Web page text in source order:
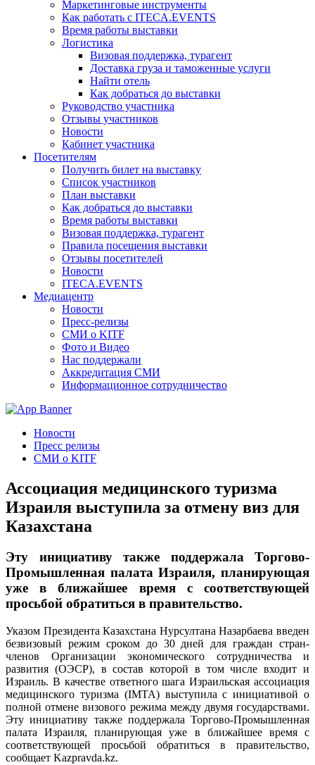
Маркетинговые инструменты
Как работать с ITECA.EVENTS
Время работы выставки
Логистика
Визовая поддержка, турагент
Доставка груза и таможенные услуги
Найти отель
Как добраться до выставки
Руководство участника
Отзывы участников
Новости
Кабинет участника
Посетителям
Получить билет на выставку
Список участников
План выставки
Как добраться до выставки
Время работы выставки
Визовая поддержка, турагент
Правила посещения выставки
Отзывы посетителей
Новости
ITECA.EVENTS
Медиацентр
Новости
Пресс-релизы
СМИ о KITF
Фото и Видео
Нас поддержали
Аккредитация СМИ
Информационное сотрудничество
Новости
Пресс релизы
СМИ о KITF
Ассоциация медицинского туризма
Израиля выступила за отмену виз для
Казахстана
Эту инициативу также поддержала Торгово-
Промышленная палата Израиля, планирующая
уже в ближайшее время с соответствующей
просьбой обратиться в правительство.
Указом Президента Казахстана Нурсултана Назарбаева введен
безвизовый режим сроком до 30 дней для граждан стран-
членов Организации экономического сотрудничества и
развития (ОЭСР), в состав которой в том числе входит и
Израиль. В качестве ответного шага Израильская ассоциация
медицинского туризма (IMTA) выступила с инициативой о
полной отмене визового режима между двумя государствами.
Эту инициативу также поддержала Торгово-Промышленная
палата Израиля, планирующая уже в ближайшее время с
соответствующей просьбой обратиться в правительство,
сообщает Kazpravda.kz.